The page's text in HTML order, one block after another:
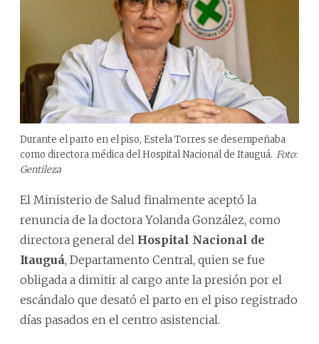
Durante el parto en el piso, Estela Torres se desempeñaba
como directora médica del Hospital Nacional de Itauguá. Foto:
Gentileza
El Ministerio de Salud finalmente aceptó la
renuncia de la doctora Yolanda González, como
directora general del Hospital Nacional de
Itauguá, Departamento Central, quien se fue
obligada a dimitir al cargo ante la presión por el
escándalo que desató el parto en el piso registrado
días pasados en el centro asistencial.